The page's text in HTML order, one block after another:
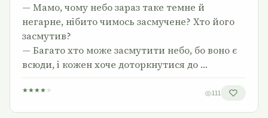
— Мамо, чому небо зараз таке темне й
негарне, нібито чимось засмучене? Хто його
засмутив?
— Багато хто може засмутити небо, бо воно є
всюди, і кожен хоче доторкнутися до …
★★★★ ★ 111